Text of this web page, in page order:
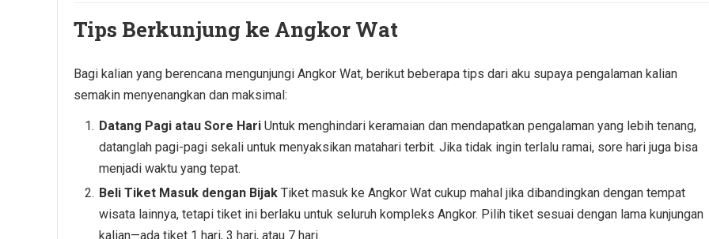
Tips Berkunjung ke Angkor Wat
Bagi kalian yang berencana mengunjungi Angkor Wat, berikut beberapa tips dari aku supaya pengalaman kalian
semakin menyenangkan dan maksimal:
Datang Pagi atau Sore Hari Untuk menghindari keramaian dan mendapatkan pengalaman yang lebih tenang,
datanglah pagi-pagi sekali untuk menyaksikan matahari terbit. Jika tidak ingin terlalu ramai, sore hari juga bisa
menjadi waktu yang tepat.
Beli Tiket Masuk dengan Bijak Tiket masuk ke Angkor Wat cukup mahal jika dibandingkan dengan tempat
wisata lainnya, tetapi tiket ini berlaku untuk seluruh kompleks Angkor. Pilih tiket sesuai dengan lama kunjungan
kalian—ada tiket 1 hari, 3 hari, atau 7 hari.